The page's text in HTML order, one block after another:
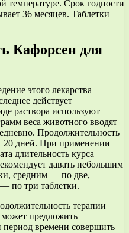
температуре. Срок годности
36 месяцев. Таблетки
Кафорсен для
этого лекарства
действует
раствора используют
веса животного вводят
Продолжительность
20 дней. При применении
длительность курса
давать небольшим
средним — по две,
по три таблетки.
терапии
предложить
период времени совершить